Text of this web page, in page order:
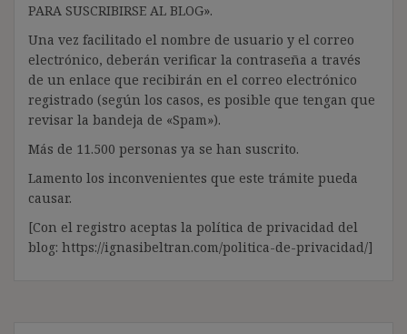
PARA SUSCRIBIRSE AL BLOG».
Una vez facilitado el nombre de usuario y el correo
electrónico, deberán verificar la contraseña a través
de un enlace que recibirán en el correo electrónico
registrado (según los casos, es posible que tengan que
revisar la bandeja de «Spam»).
Más de 11.500 personas ya se han suscrito.
Lamento los inconvenientes que este trámite pueda
causar.
[Con el registro aceptas la política de privacidad del
blog: https://ignasibeltran.com/politica-de-privacidad/]